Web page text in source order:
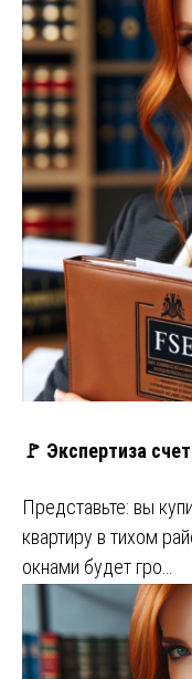
🚩 Экспертиза
Представьте: вы
квартиру в тихом
окнами будет гро…